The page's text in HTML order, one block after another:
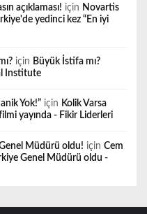
açıklaması! için Novartis
yedinci kez “En iyi
için Büyük İstifa mı?
Institute
Yok!” için Kolik Varsa
yayında - Fikir Liderleri
Müdürü oldu! için Cem
Genel Müdürü oldu -